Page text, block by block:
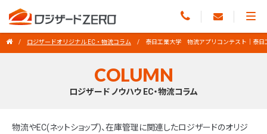
ロジザードオリジナル EC・物流コラム 泰日工業大学 物流アプリコンテスト｜泰日
COLUMN
ロジザード ノウハウ EC・物流コラム
物流やEC(ネットショップ)、在庫管理に関連したロジザードのオリジ